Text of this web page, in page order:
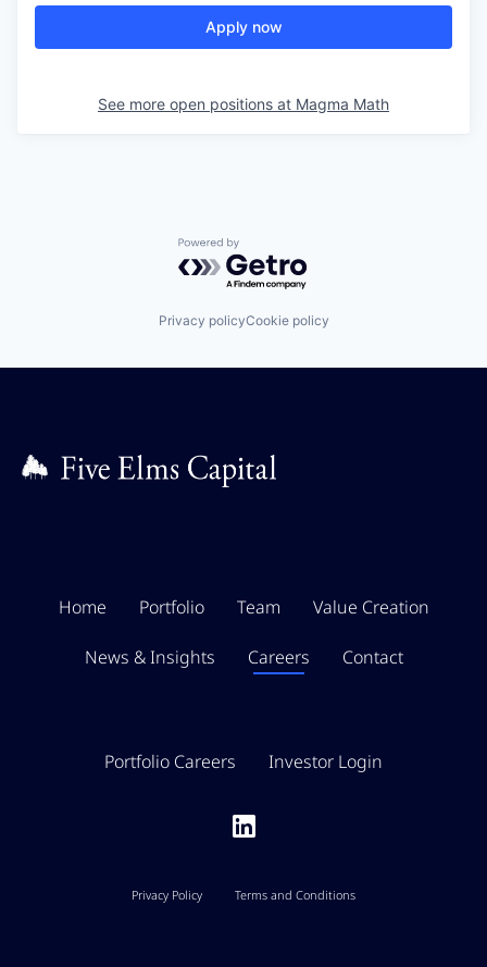
Apply now
See more open positions at Magma Math
Powered by Getro.com
Privacy policyCookie policy
Home Portfolio Team Value Creation
News & Insights Careers Contact
Portfolio Careers Investor Login
Privacy Policy Terms and Conditions